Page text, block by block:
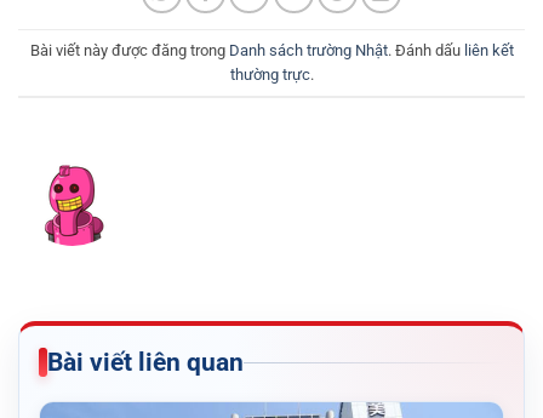
Bài viết này được đăng trong Danh sách trường Nhật. Đánh dấu liên kết
thường trực.
Bài viết liên quan